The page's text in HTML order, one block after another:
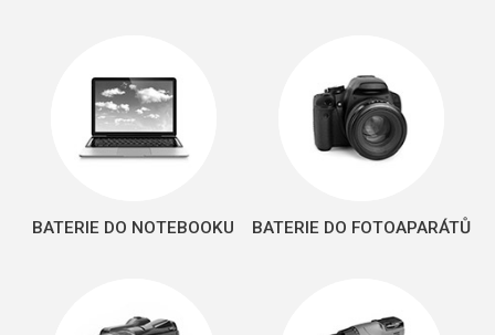
BATERIE DO NOTEBOOKU BATERIE DO FOTOAPARÁTŮ